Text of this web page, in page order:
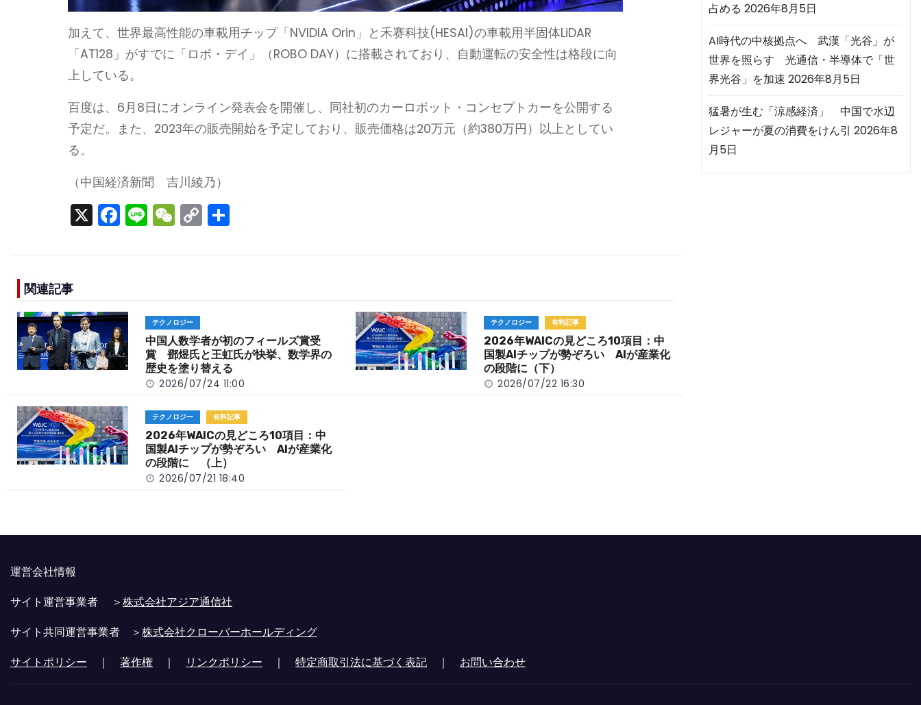
加えて、世界最高性能の車載用チップ「NVIDIA Orin」と禾赛科技(HESAI)の車載用半固体LiDAR
「AT128」がすでに「ロボ・デイ」（ROBO DAY）に搭載されており、自動運転の安全性は格段に向
上している。
百度は、6月8日にオンライン発表会を開催し、同社初のカーロボット・コンセプトカーを公開する
予定だ。また、2023年の販売開始を予定しており、販売価格は20万元（約380万円）以上としてい
る。
（中国経済新聞 吉川綾乃）
X F
a
o
o
k
Li
n
W
e
t
C
o
k
関連記事
テクノロジー
中国人数学者が初のフィールズ賞受
賞 鄧煜氏と王虹氏が快挙、数学界の
歴史を塗り替える
2026/07/24 11:00
テクノロジー 有料記事
2026年WAICの見どころ10項目：中
国製AIチップが勢ぞろい AIが産業化
の段階に（下）
2026/07/22 16:30
テクノロジー 有料記事
2026年WAICの見どころ10項目：中
国製AIチップが勢ぞろい AIが産業化
の段階に （上）
2026/07/21 18:40
占める 2026年8月5日
AI時代の中核拠点へ 武漢「光谷」が
世界を照らす 光通信・半導体で「世
界光谷」を加速 2026年8月5日
猛暑が生む「涼感経済」 中国で水辺
レジャーが夏の消費をけん引 2026年8
月5日
運営会社情報
サイト運営事業者 ＞株式会社アジア通信社
サイト共同運営事業者 ＞株式会社クローバーホールディング
サイトポリシー ｜ 著作権 ｜ リンクポリシー ｜ 特定商取引法に基づく表記 ｜ お問い合わせ